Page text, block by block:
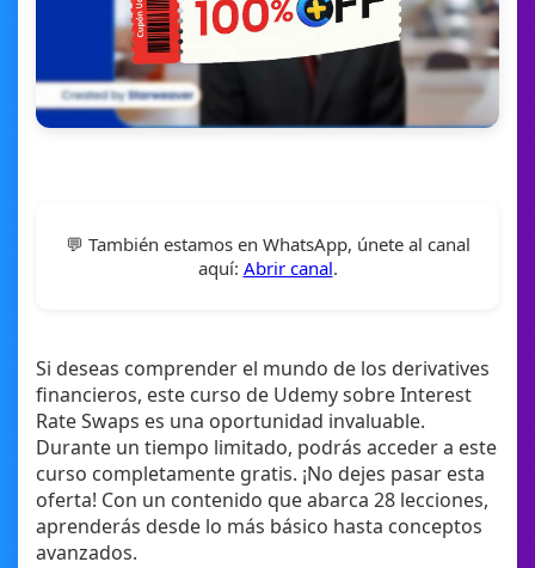
💬 También estamos en WhatsApp, únete al canal
aquí: Abrir canal.
Si deseas comprender el mundo de los derivatives
financieros, este curso de Udemy sobre Interest
Rate Swaps es una oportunidad invaluable.
Durante un tiempo limitado, podrás acceder a este
curso completamente gratis. ¡No dejes pasar esta
oferta! Con un contenido que abarca 28 lecciones,
aprenderás desde lo más básico hasta conceptos
avanzados.